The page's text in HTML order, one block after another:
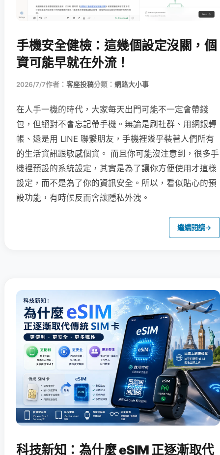
手機安全健檢：這幾個設定沒關，個
資可能早就在外流！
2026/7/7作者： 客座投稿分類： 網路大小事
在人手一機的時代，大家每天出門可能不一定會帶錢
包，但絕對不會忘記帶手機。無論是刷社群、用網銀轉
帳、還是用 LINE 聯繫朋友，手機裡幾乎裝著人們所有
的生活資訊跟敏感個資。 而且你可能沒注意到，很多手
機裡預設的系統設定，其實是為了讓你方便使用才這樣
設定，而不是為了你的資訊安全。所以，看似貼心的預
設功能，有時候反而會讓隱私外洩。
繼續閱讀→
科技新知：為什麼 eSIM 正逐漸取代